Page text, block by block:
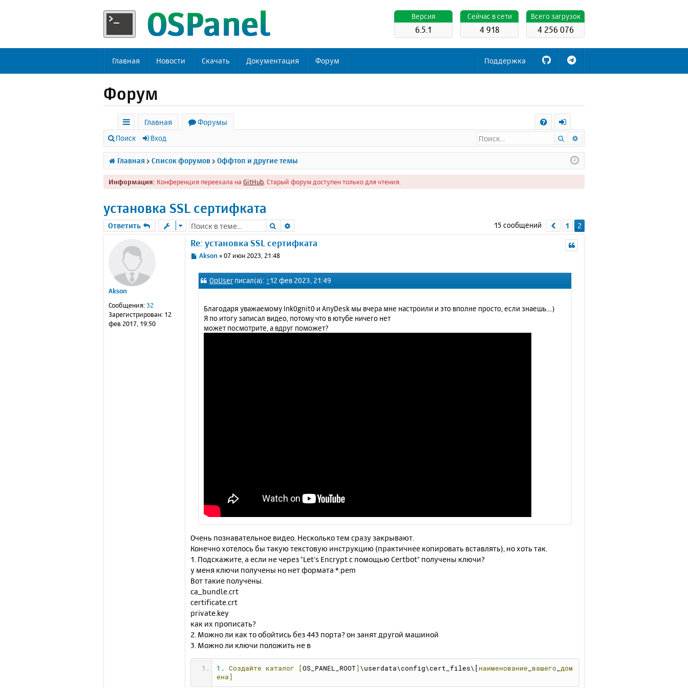
Всего загрузок
4 256 076
Cейчас в сети
4 918
Версия
6.5.1
Главная Новости Скачать Документация Форум Поддержка
Форум
с
ы
л
к
Главная
Форумы
Q
х
о
д
Поиск Вход Поиск
Главная Список форумов Оффтоп и другие темы
Информация: Конференция переехала на GitHub . Старый форум доступен только для чтения.
установка SSL сертифката
Ответить Поиск 15 сообщений Пред.
1 2
Akson
Сообщения:32
Зарегистрирован: 12
фев 2017, 19:50
Re: установка SSL сертифката
С
о
б
Akson »07 июн 2023, 21:48
OpUser писал(а): ↑12 фев 2023, 21:49
Благодаря уважаемому Ink0gnit0 и AnyDesk мы вчера мне настроили и это вполне просто, если знаешь....)
Я по итогу записал видео, потому что в ютубе ничего нет
может посмотрите, а вдруг поможет?
Очень познавательное видео. Несколько тем сразу закрывают.
Конечно хотелось бы такую текстовую инструкцию (практичнее копировать вставлять), но хоть так.
1. Подскажите, а если не через "Let's Encrypt с помощью Certbot" получены ключи?
у меня ключи получены но нет формата *.pem
Вот такие получены.
ca_bundle.crt
certificate.crt
private.key
как их прописать?
2. Можно ли как то обойтись без 443 порта? он занят другой машиной
3. Можно ли ключи положить не в
1. Создайте каталог OS_PANEL_ROOT \userdata\config\cert_files\[ наименование вашего
дом
ена]